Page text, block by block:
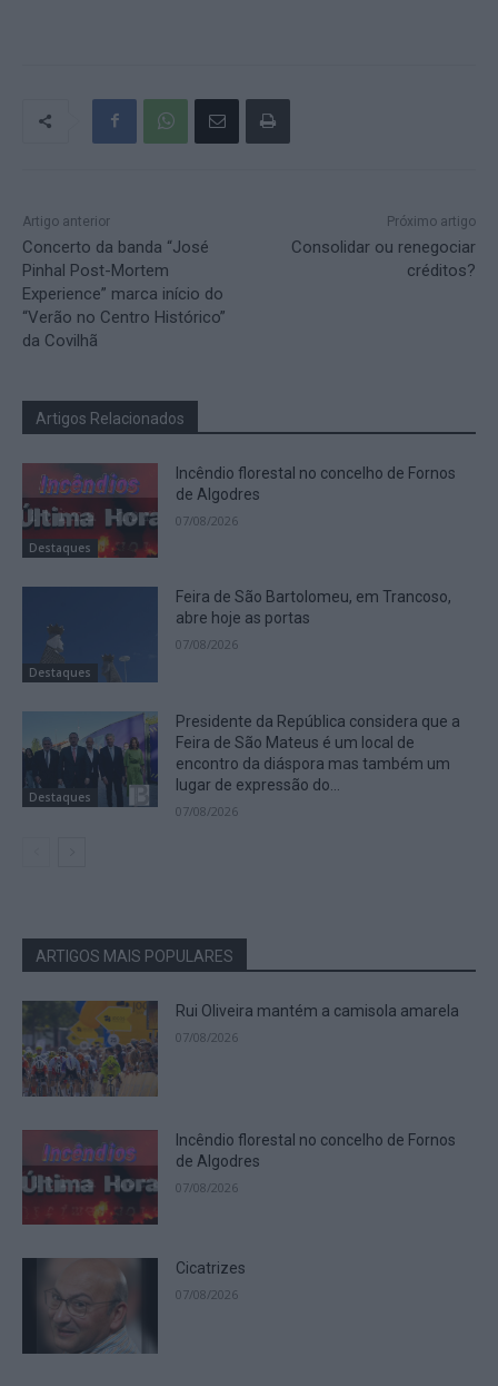
Artigo anterior
Concerto da banda “José
Pinhal Post-Mortem
Experience” marca início do
“Verão no Centro Histórico”
da Covilhã
Próximo artigo
Consolidar ou renegociar
créditos?
Artigos Relacionados
Destaques
Incêndio florestal no concelho de Fornos
de Algodres
07/08/2026
Destaques
Feira de São Bartolomeu, em Trancoso,
abre hoje as portas
07/08/2026
Destaques
Presidente da República considera que a
Feira de São Mateus é um local de
encontro da diáspora mas também um
lugar de expressão do...
07/08/2026
ARTIGOS MAIS POPULARES
Rui Oliveira mantém a camisola amarela
07/08/2026
Incêndio florestal no concelho de Fornos
de Algodres
07/08/2026
Cicatrizes
07/08/2026